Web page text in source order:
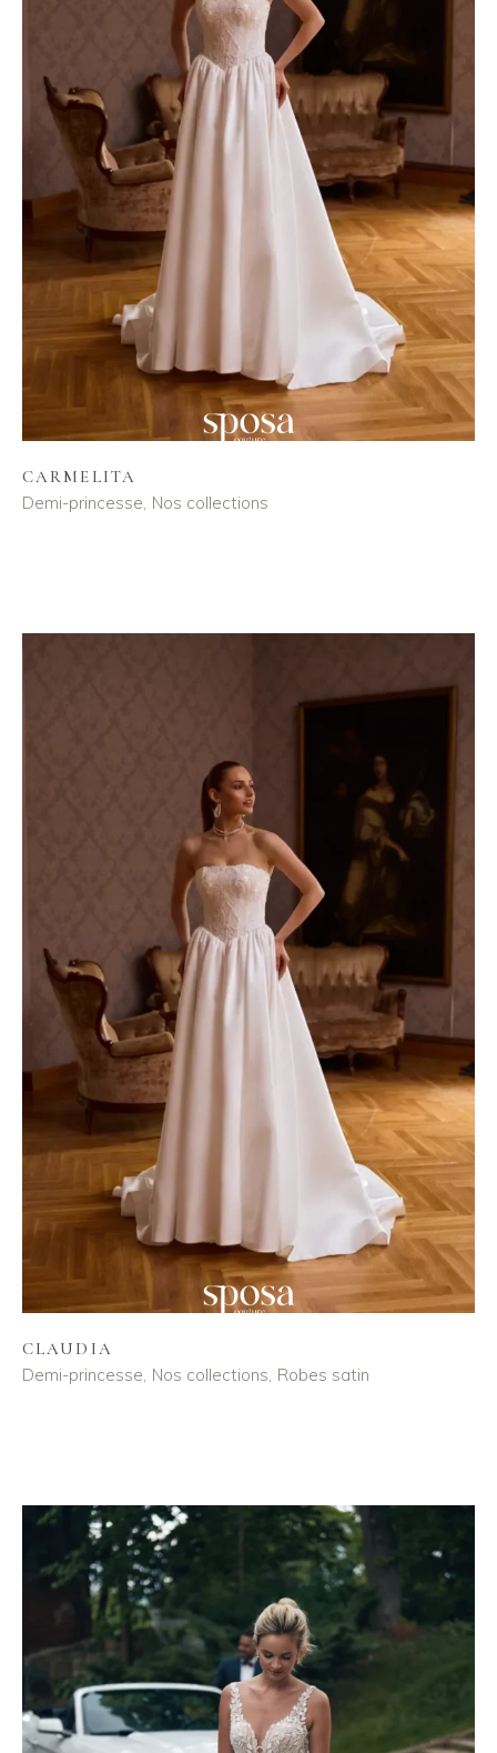
CARMELITA
Demi-princesse Nos collections
CLAUDIA
Demi-princesse Nos collections Robes satin